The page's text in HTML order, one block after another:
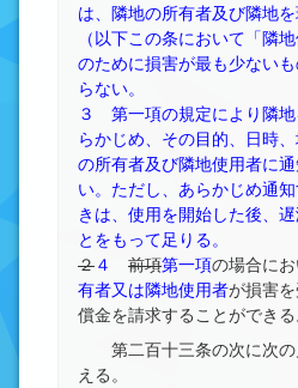
は、隣地の所有者及び隣地
（以下この条において「隣
のために損害が最も少ない
らない。
３ 第一項の規定により隣地
らかじめ、その目的、日時
の所有者及び隣地使用者に
い。ただし、あらかじめ通
きは、使用を開始した後、
とをもって足りる。
２４ 前項第一項の場合にお
有者又は隣地使用者が損害
償金を請求することができる
第二百十三条の次に次の
える。